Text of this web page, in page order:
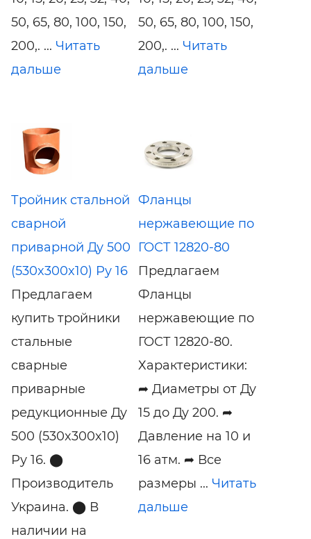
50, 65, 80, 100, 150,
200,. ... Читать
дальше
50, 65, 80, 100, 150,
200,. ... Читать
дальше
Тройник стальной
сварной
приварной Ду 500
(530x300x10) Ру 16
Предлагаем
купить тройники
стальные
сварные
приварные
редукционные Ду
500 (530x300x10)
Ру 16. ⬤
Производитель
Украина. ⬤ В
наличии на
Фланцы
нержавеющие по
ГОСТ 12820-80
Предлагаем
Фланцы
нержавеющие по
ГОСТ 12820-80.
Характеристики:
➦ Диаметры от Ду
15 до Ду 200. ➦
Давление на 10 и
16 атм. ➦ Все
размеры ... Читать
дальше